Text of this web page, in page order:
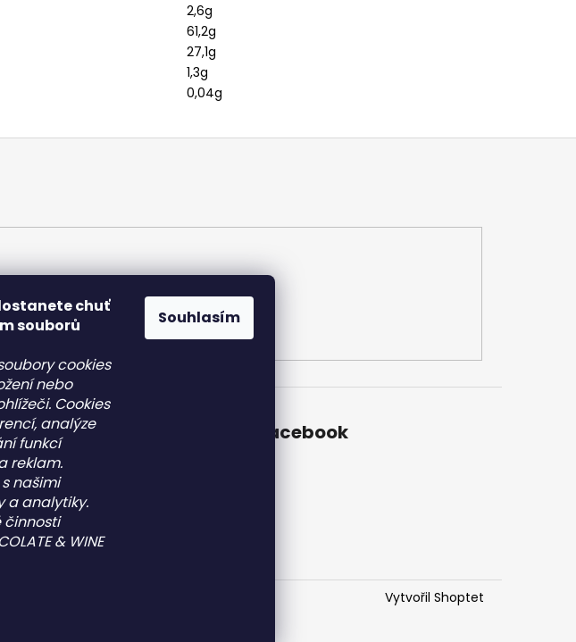
chuť
souborů
cookies
nebo
Cookies
analýze
funkcí
reklam.
našimi
a analytiky.
činnosti
& WINE
Souhlasím
2,6g
61,2g
27,1g
1,3g
0,04g
pro vás
Kontakt
Obchodní podmínky
Podmínky ochrany osobních
údajů - GDPR
Facebook
Vytvořil Shoptet